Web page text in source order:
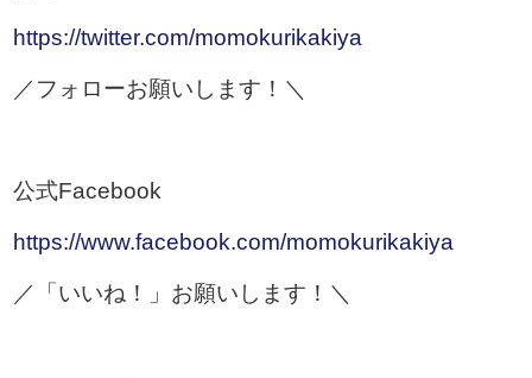
https://twitter.com/momokurikakiya
／フォローお願いします！＼
公式Facebook
https://www.facebook.com/momokurikakiya
／「いいね！」お願いします！＼